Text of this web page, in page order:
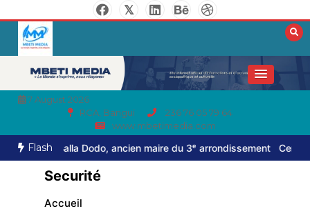
7 August 2026
RCA, Bangui
236 76 05 79 64
www.mbetimedia.com
Flash
maire du 3ᵉ arrondissement Centrafrique : Maxime Balalou
Securité
Accueil